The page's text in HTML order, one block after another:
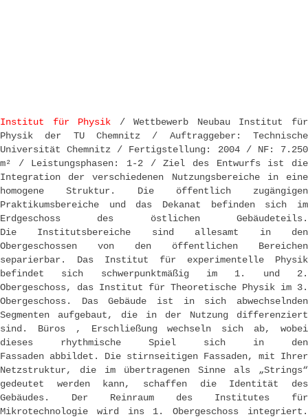
Institut für Physik / Wettbewerb Neubau Institut für
Physik der TU Chemnitz / Auftraggeber: Technische
Universität Chemnitz / Fertigstellung: 2004 / NF: 7.250
m² / Leistungsphasen: 1-2 / Ziel des Entwurfs ist die
Integration der verschiedenen Nutzungsbereiche in eine
homogene Struktur. Die öffentlich zugängigen
Praktikumsbereiche und das Dekanat befinden sich im
Erdgeschoss des östlichen Gebäudeteils.
Die Institutsbereiche sind allesamt in den
Obergeschossen von den öffentlichen Bereichen
separierbar. Das Institut für experimentelle Physik
befindet sich schwerpunktmäßig im 1. und 2.
Obergeschoss, das Institut für Theoretische Physik im 3.
Obergeschoss. Das Gebäude ist in sich abwechselnden
Segmenten aufgebaut, die in der Nutzung differenziert
sind. Büros , Erschließung wechseln sich ab, wobei
dieses rhythmische Spiel sich in den
Fassaden abbildet. Die stirnseitigen Fassaden, mit Ihrer
Netzstruktur, die im übertragenen Sinne als „Strings“
gedeutet werden kann, schaffen die Identität des
Gebäudes. Der Reinraum des Institutes für
Mikrotechnologie wird ins 1. Obergeschoss integriert.